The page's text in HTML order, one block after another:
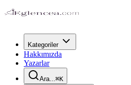
Kategoriler
Hakkımızda
Yazarlar
Ara...⌘K